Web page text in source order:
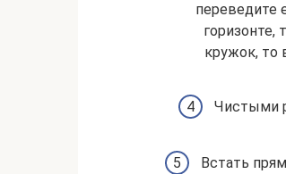
переведите
горизонте,
кружок, то
Чистыми
Встать